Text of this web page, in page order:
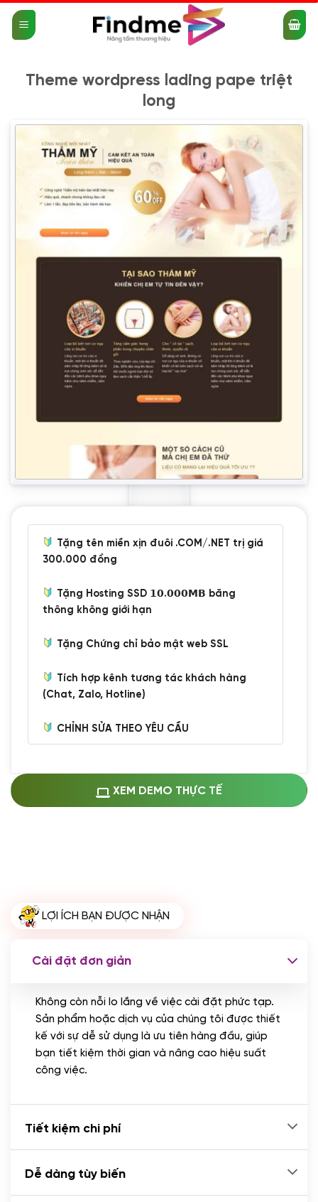
qua
nội
Theme wordpress lading pape triệt
long
Tặng tên miền xịn đuôi .COM/.NET trị giá
300.000 đồng
Tặng Hosting SSD 𝟭𝟬.𝟬𝟬𝟬𝗠𝗕 băng
thông không giới hạn
Tặng Chứng chỉ bảo mật web SSL
Tích hợp kênh tương tác khách hàng
(Chat, Zalo, Hotline)
CHỈNH SỬA THEO YÊU CẦU
Thay logo + thông tin doanh nghiệp
(+100.000 VND)
(+200.000 VND)
CÀI ĐẶT PLUGINS
Cài đặt plugin theo yêu cầu
(+100.000 VND)
Cài plugin xử lý thanh toán tự động qua
XEM DEMO THỰC TẾ
LỢI ÍCH BẠN ĐƯỢC NHẬN
Cài đặt đơn giản
Không còn nỗi lo lắng về việc cài đặt phức tạp.
Sản phẩm hoặc dịch vụ của chúng tôi được thiết
kế với sự dễ sử dụng là ưu tiên hàng đầu, giúp
bạn tiết kiệm thời gian và nâng cao hiệu suất
công việc.
Tiết kiệm chi phí
Dễ dàng tùy biến